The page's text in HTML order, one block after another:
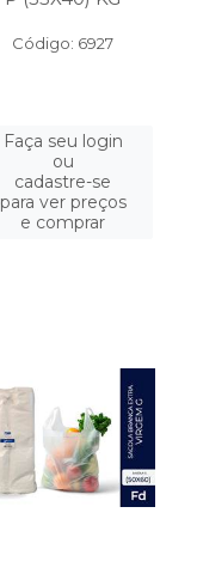
Código: 6927
Faça seu login
ou
cadastre-se
para ver preços
e comprar